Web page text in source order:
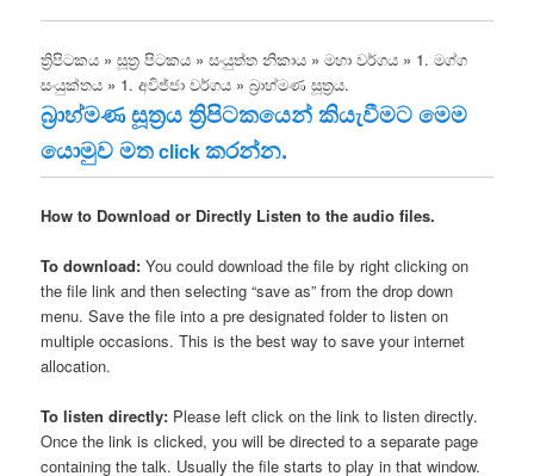
ත්‍රිපිටකය » සූත්‍ර පිටකය » සංයුත්‌ත නිකාය » මහා වර්ගය » 1. මග්ග
සංයුක්තය » 1. අවිජ්‌ජා වර්ගය » බ්‍රාහ්මණ සූත්‍රය.
බ්‍රාහ්මණ සූත්‍රය ත්‍රිපිටකයෙන් කියැවීමට මෙම
යොමුව මතclickකරන්න.
How to Download or Directly Listen to the audio files.
To download: You could download the file by right clicking on
the file link and then selecting “save as” from the drop down
menu. Save the file into a pre designated folder to listen on
multiple occasions. This is the best way to save your internet
allocation.
To listen directly: Please left click on the link to listen directly.
Once the link is clicked, you will be directed to a separate page
containing the talk. Usually the file starts to play in that window.